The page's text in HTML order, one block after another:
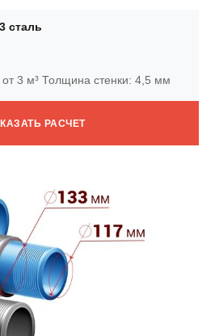
сталь
3 м³ Толщина стенки: 4,5 мм
РАСЧЕТ